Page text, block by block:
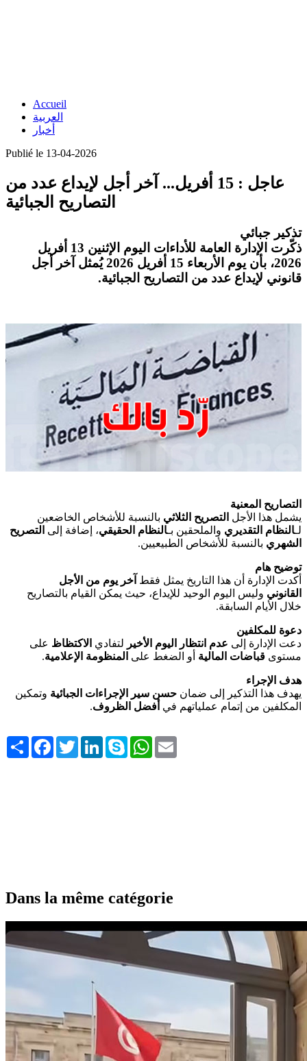
Accueil
العربية
أخبار
Publié le 13-04-2026
عاجل : 15 أفريل... آخر أجل لإيداع عدد من
التصاريح الجبائية
تذكير جبائي
ذكّرت الإدارة العامة للأداءات
اليوم الإثنين 13 أفريل
2026، بأن يوم
الأربعاء 15 أفريل 2026 يُمثل آخر أجل
قانوني لإيداع عدد من التصاريح الجبائية.
التصاريح المعنية
يشمل هذا الأجل التصريح الثلاثي بالنسبة للأشخاص الخاضعين
لـالنظام التقديري والملحقين بـالنظام الحقيقي، إضافة إلى التصريح
الشهري بالنسبة للأشخاص الطبيعيين.
توضيح هام
أكدت الإدارة أن هذا التاريخ يمثل فقط آخر يوم من الأجل
القانوني وليس اليوم الوحيد للإيداع، حيث يمكن القيام بالتصاريح
خلال الأيام السابقة.
دعوة للمكلفين
دعت الإدارة إلى عدم انتظار اليوم الأخير لتفادي الاكتظاظ على
مستوى قباضات المالية أو الضغط على المنظومة الإعلامية.
هدف الإجراء
يهدف هذا التذكير إلى ضمان حسن سير الإجراءات الجبائية وتمكين
المكلفين من إتمام عملياتهم في أفضل الظروف.
Share FacebookTwitterLinkedInSkype WhatsApp
Dans la même catégorie